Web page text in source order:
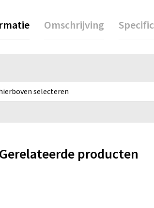
Omschrijving
selecteren
Gerelateerde producten